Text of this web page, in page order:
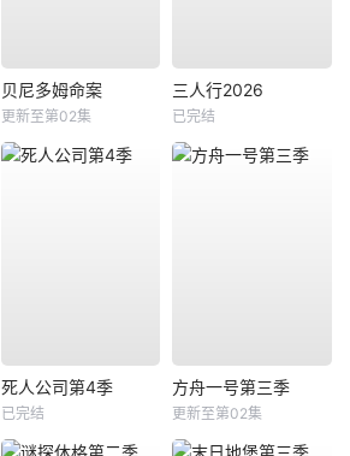
贝尼多姆命案
更新至第02集
三人行2026
已完结
死人公司第4季
已完结
方舟一号第三季
更新至第02集